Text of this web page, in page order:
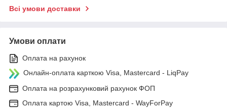
Всі умови доставки
Умови оплати
Оплата на рахунок
Онлайн-оплата карткою Visa, Mastercard - LiqPay
Оплата на розрахунковий рахунок ФОП
Оплата картою Visa, Mastercard - WayForPay